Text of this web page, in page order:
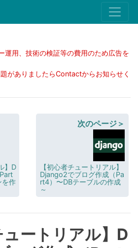
運用、技術の検証等の費用のため広告を
がありましたらContactからお知らせく
】D
を作
次のページ＞
【初心者チュートリアル】
Django2でブログ作成（Pa
rt4）〜DBテーブルの作成
～
ュートリアル】D